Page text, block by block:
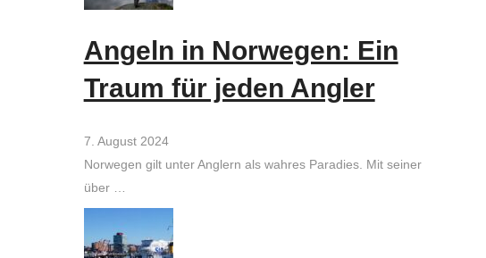
Angeln in Norwegen: Ein
Traum für jeden Angler
7. August 2024
Norwegen gilt unter Anglern als wahres Paradies. Mit seiner
über …